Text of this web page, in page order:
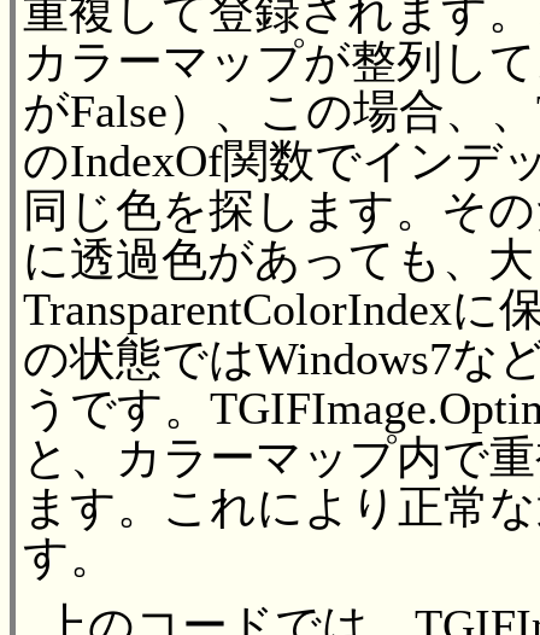
重複して登録されます
カラーマップが整列し
がFalse）、この場合、
のIndexOf関数でインデ
同じ色を探します。そ
に透過色があっても、
TransparentColorIndex
の状態ではWindows7な
うです。
と、カラーマップ内で
ます。これにより正常
す。
上のコードでは、